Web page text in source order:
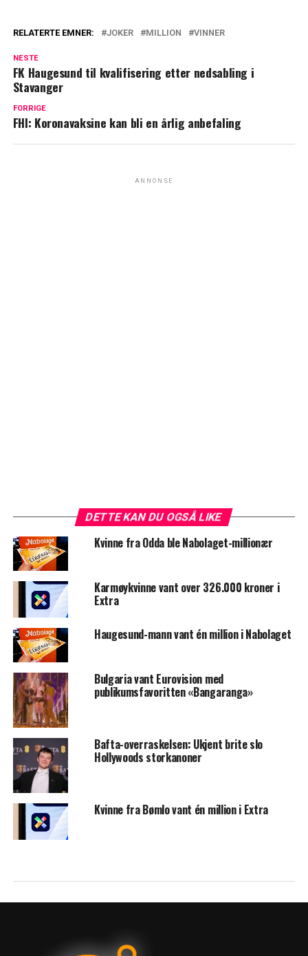
RELATERTE EMNER: JOKER MILLION VINNER
NESTE
FK Haugesund til kvalifisering etter nedsabling i
Stavanger
FORRIGE
FHI: Koronavaksine kan bli en årlig anbefaling
ANNONSE
DETTE KAN DU OGSÅ LIKE
Kvinne fra Odda ble Nabolaget-millionær
Karmøykvinne vant over 326.000 kroner i
Extra
Haugesund-mann vant én million i Nabolaget
Bulgaria vant Eurovision med
publikumsfavoritten «Bangaranga»
Bafta-overraskelsen: Ukjent brite slo
Hollywoods storkanoner
Kvinne fra Bømlo vant én million i Extra